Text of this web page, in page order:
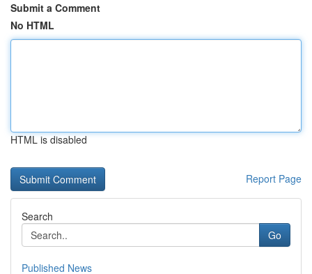
Submit a Comment
No HTML
HTML is disabled
Report Page
Search
Go
Published News